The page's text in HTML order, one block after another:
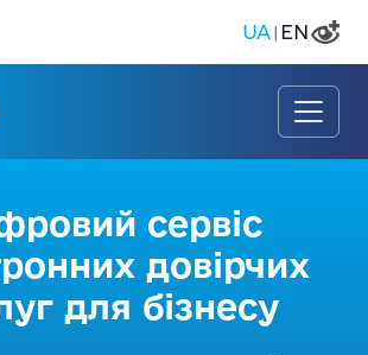
UA| EN
сервіс
довірчих
для бізнесу